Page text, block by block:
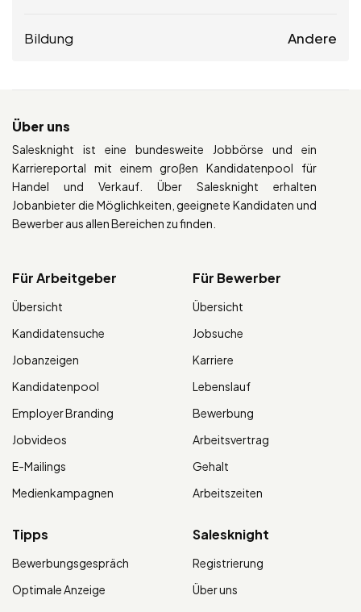
Bildung Andere
Über uns
Salesknight ist eine bundesweite Jobbörse und ein
Karriereportal mit einem großen Kandidatenpool für
Handel und Verkauf. Über Salesknight erhalten
Jobanbieter die Möglichkeiten, geeignete Kandidaten und
Bewerber aus allen Bereichen zu finden.
Für Arbeitgeber
Übersicht
Kandidatensuche
Jobanzeigen
Kandidatenpool
Employer Branding
Jobvideos
E-Mailings
Medienkampagnen
Für Bewerber
Übersicht
Jobsuche
Karriere
Lebenslauf
Bewerbung
Arbeitsvertrag
Gehalt
Arbeitszeiten
Tipps
Bewerbungsgespräch
Optimale Anzeige
Salesknight
Registrierung
Über uns